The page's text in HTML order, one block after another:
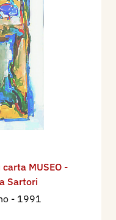
carta MUSEO -
Sartori
- 1991